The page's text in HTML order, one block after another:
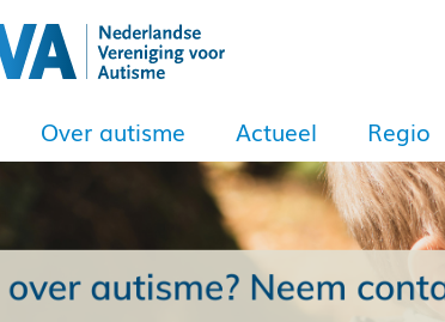
Over autisme Actueel Regio